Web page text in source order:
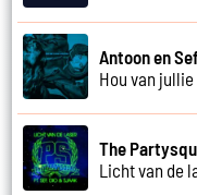
Antoon en
Hou van jullie
The
Licht van de